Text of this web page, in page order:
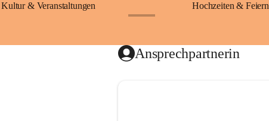
Kultur & Veranstaltungen Hochzeiten & Feiern
Ansprechpartnerin